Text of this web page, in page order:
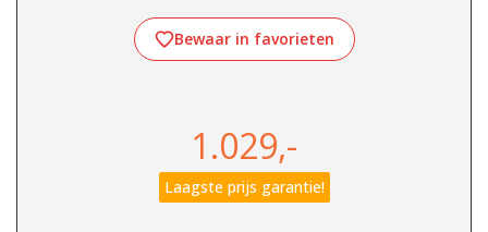
Bewaar in favorieten
1.029,-
Laagste prijs garantie!